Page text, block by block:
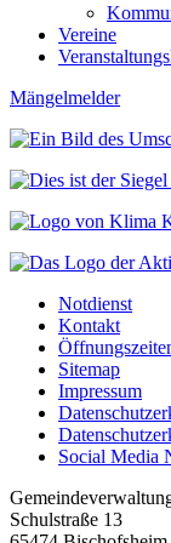
Vereine
Mängelmelder
Notdienst
Kontakt
Sitemap
Impressum
Social Media
Schulstraße 13